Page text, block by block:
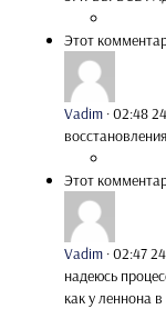
Этот
Vadim ·02:48
Этот
Vadim ·02:47
надеюсь
как у леннона